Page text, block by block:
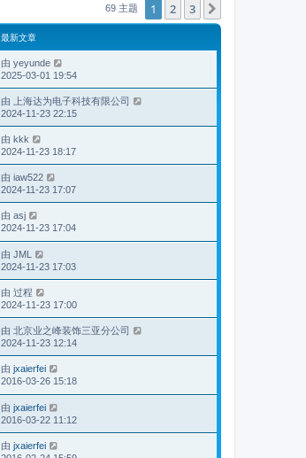
69 主题 1 2 3
最新文章
由 yeyunde
2025-03-01 19:54
由
上海达为电子科技有限公司
2024-11-23 22:15
由 kkk
2024-11-23 18:17
由 iaw522
2024-11-23 17:07
由 asj
2024-11-23 17:04
由 JML
2024-11-23 17:03
由 过程
2024-11-23 17:00
由 北京业之峰装饰三亚分公司
2024-11-23 12:14
由 jxaierfei
2016-03-26 15:18
由 jxaierfei
2016-03-22 11:12
由 jxaierfei